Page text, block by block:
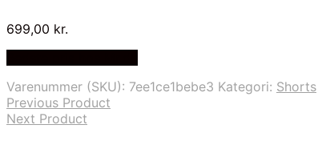
699,00 kr.
Varenummer (SKU): 7ee1ce1bebe3 Kategori: Shorts
Previous Product
Next Product